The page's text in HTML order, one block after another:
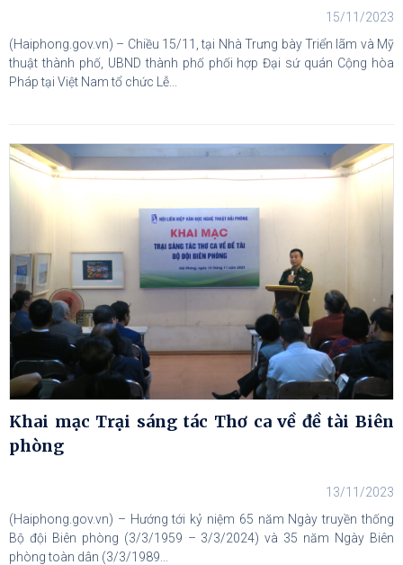
15/11/2023
(Haiphong.gov.vn) – Chiều 15/11, tại Nhà Trưng bày Triển lãm và Mỹ
thuật thành phố, UBND thành phố phối hợp Đại sứ quán Cộng hòa
Pháp tại Việt Nam tổ chức Lễ...
Khai mạc Trại sáng tác Thơ ca về đề tài Biên
phòng
13/11/2023
(Haiphong.gov.vn) – Hướng tới kỷ niệm 65 năm Ngày truyền thống
Bộ đội Biên phòng (3/3/1959 – 3/3/2024) và 35 năm Ngày Biên
phòng toàn dân (3/3/1989...